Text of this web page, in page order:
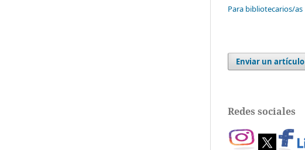
Para bibliotecarios/as
Enviar un artículo
Redes sociales